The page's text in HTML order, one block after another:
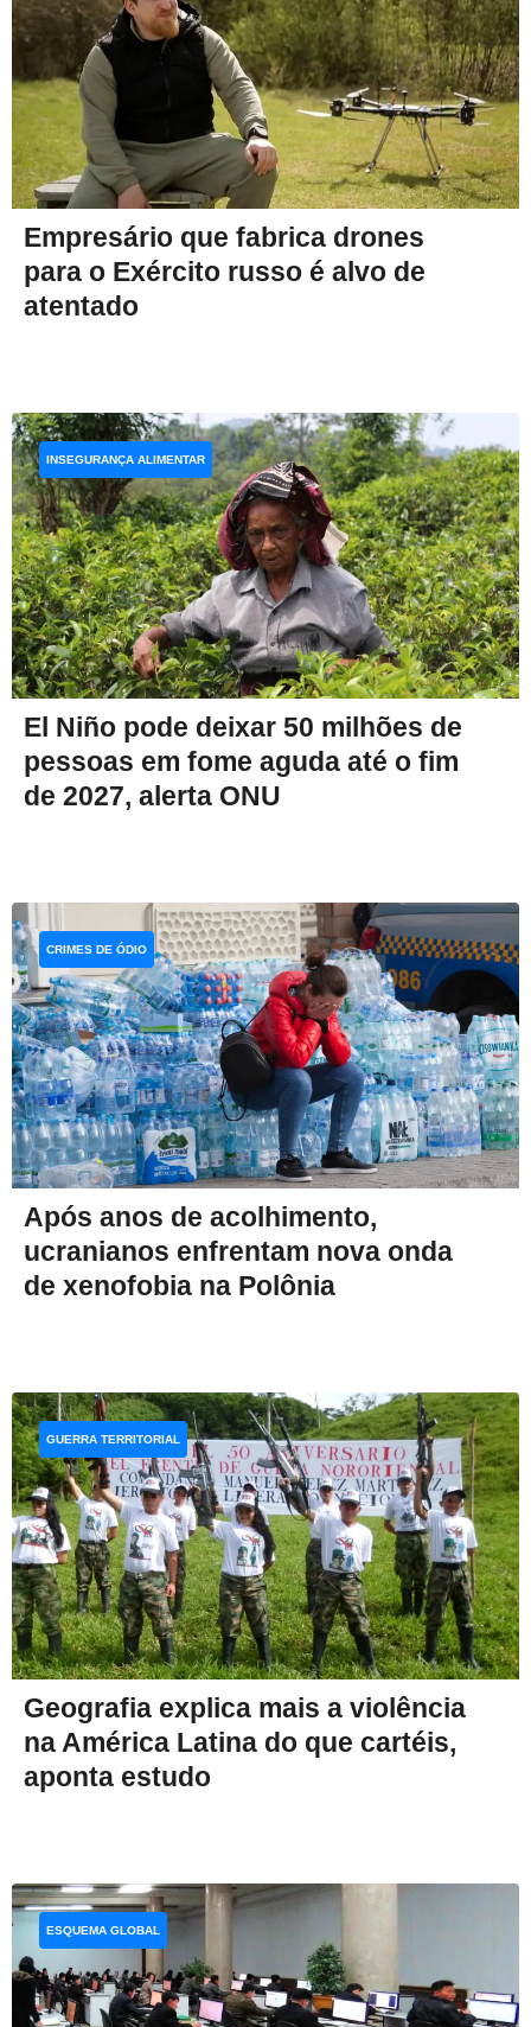
Empresário que fabrica drones
para o Exército russo é alvo de
atentado
El Niño pode deixar 50 milhões de
pessoas em fome aguda até o fim
de 2027, alerta ONU
INSEGURANÇA ALIMENTAR
Após anos de acolhimento,
ucranianos enfrentam nova onda
de xenofobia na Polônia
CRIMES DE ÓDIO
Geografia explica mais a violência
na América Latina do que cartéis,
aponta estudo
GUERRA TERRITORIAL
ESQUEMA GLOBAL